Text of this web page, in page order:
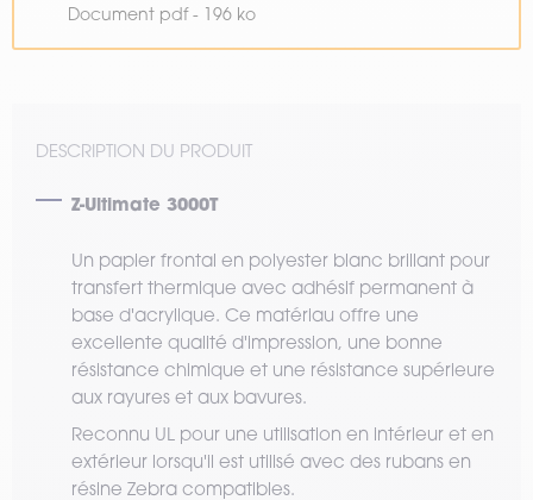
Document pdf - 196 ko
DESCRIPTION DU PRODUIT
Z-Ultimate 3000T
Un papier frontal en polyester blanc brillant pour
transfert thermique avec adhésif permanent à
base d'acrylique. Ce matériau offre une
excellente qualité d'impression, une bonne
résistance chimique et une résistance supérieure
aux rayures et aux bavures.
Reconnu UL pour une utilisation en intérieur et en
extérieur lorsqu'il est utilisé avec des rubans en
résine Zebra compatibles.